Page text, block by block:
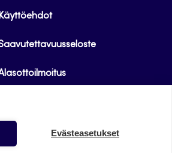
Käyttöehdot
Evästeasetukset